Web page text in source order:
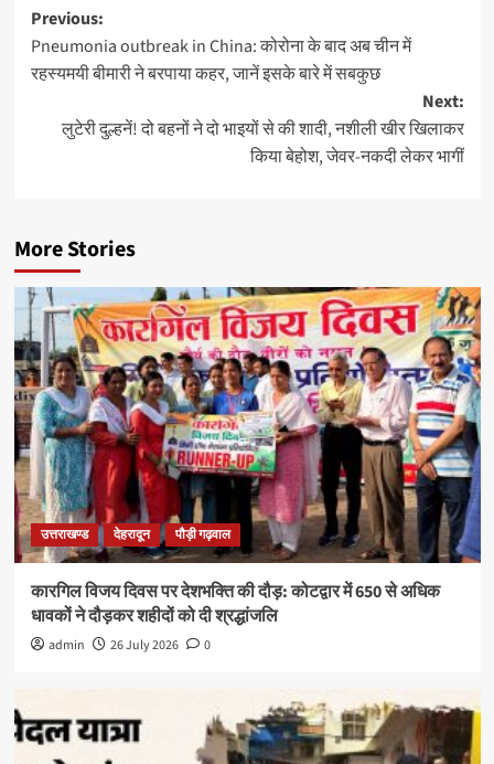
Previous:
Pneumonia outbreak in China: कोरोना के बाद अब चीन में
रहस्यमयी बीमारी ने बरपाया कहर, जानें इसके बारे में सबकुछ
Next:
लुटेरी दुल्हनें! दो बहनों ने दो भाइयों से की शादी, नशीली खीर खिलाकर
किया बेहोश, जेवर-नकदी लेकर भागीं
More Stories
उत्तराखण्ड देहरादून पौड़ी गढ़वाल
कारगिल विजय दिवस पर देशभक्ति की दौड़: कोटद्वार में 650 से अधिक
धावकों ने दौड़कर शहीदों को दी श्रद्धांजलि
admin 26 July 2026 0